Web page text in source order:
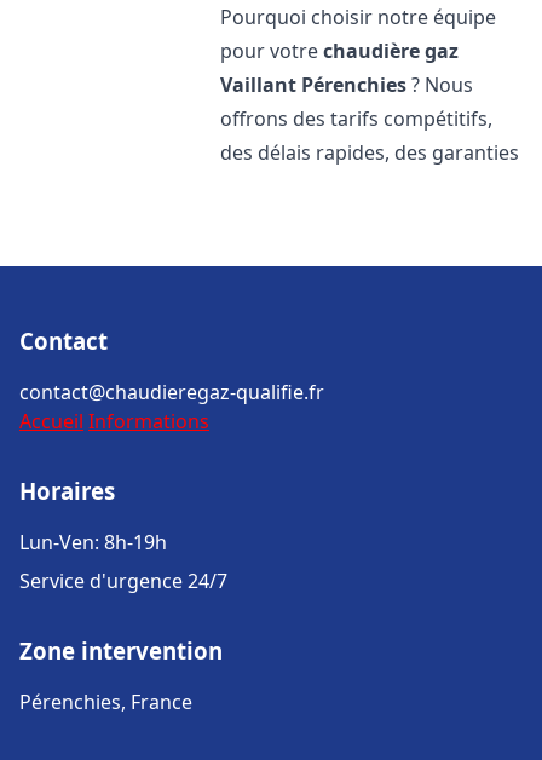
Pourquoi choisir notre équipe
pour votrechaudière gaz
Vaillant Pérenchies? Nous
offrons des tarifs compétitifs,
des délais rapides, des garanties
Contact
contact@chaudieregaz-qualifie.fr
Accueil Informations
Horaires
Lun-Ven: 8h-19h
Service d'urgence 24/7
Zone intervention
Pérenchies, France